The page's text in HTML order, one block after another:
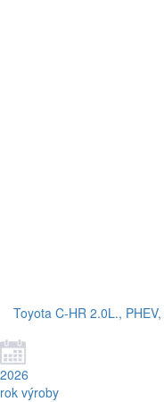
Toyota C-HR 2.0L.,
2026
rok výroby